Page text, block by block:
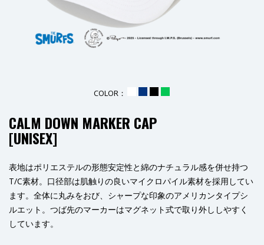
COLOR： _ _ _ _
CALM DOWN MARKER CAP
[UNISEX]
表地はポリエステルの形態安定性と綿のナチュラル感を併せ持つ
T/C素材。口径部は肌触りの良いマイクロパイル素材を採用してい
ます。全体に丸みをおび、シャープな印象のアメリカンタイプシ
ルエット。つば先のマーカーはマグネット式で取り外ししやすく
しています。